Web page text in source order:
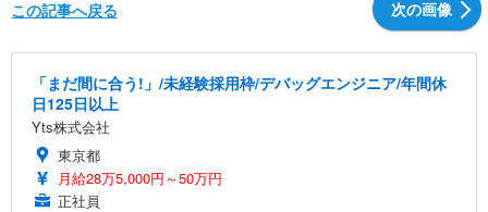
次の画像
この記事へ戻る
「まだ間に合う!」/未経験採用枠/デバッグエンジニア/年間休
日125日以上
Yts株式会社
東京都
月給28万5,000円～50万円
正社員